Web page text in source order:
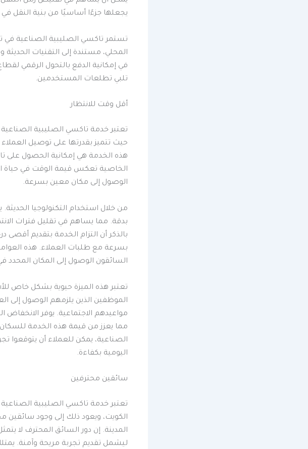
يجعلها جزءًا أساسيًا من بنية النقل في
تستمر تاكسي الصليبية الصناعية في
المحلي، مستندة إلى التقنيات
في إمكانية الدفع بالتحول الرقمي
تلبي تطلعات المستخدمين.
أقل وقت للانتظار
تعتبر خدمة تاكسي الصليبية
حيث تتميز بقدرتها على توصيل
الخاصية تعكس قيمة الوقت في حياة
الوصول إلى مكان معين بسرعة.
من خلال استخدام التكنولوجيا
بدقة. مما يساهم في تقليل فترات
بالذكر أن التزام الخدمة بتقديم
بسرعة مع طلبات العملاء. هذه
السائقون الوصول إلى المكان المحدد
تعتبر هذه الميزة حيوية بشكل خاص
الموظفين الذين يلزمهم الوصول إلى
مواعيدهم الاجتماعية. يوفر
مما يعزز من قيمة هذه الخدمة
الصناعية، يمكن للعملاء أن
اليومية بكفاءة.
سائقين محترفين
تعتبر خدمة تاكسي الصليبية الصناعية
الكويت، ويعود ذلك إلى وجود سائقين
المدينة. إن دور السائق المحترف لا
ليشمل تقديم تجربة مريحة وآمنة.